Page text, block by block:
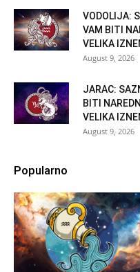
VODOLIJA:
VAM BITI
VELIKA
August 9, 2026
JARAC:
BITI
VELIKA
August 9, 2026
Popularno